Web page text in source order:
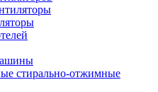
стирально-отжимные